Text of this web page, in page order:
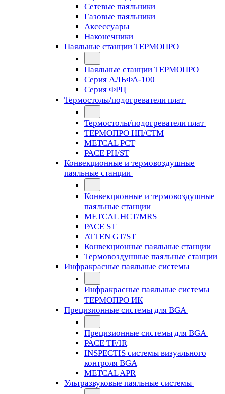
Сетевые паяльники
Газовые паяльники
Аксессуары
Наконечники
Паяльные станции ТЕРМОПРО
Паяльные станции ТЕРМОПРО
Серия АЛЬФА-100
Серия ФРЦ
Термостолы/подогреватели плат
Термостолы/подогреватели плат
ТЕРМОПРО НП/СТМ
METCAL PCT
PACE PH/ST
Конвекционные и термовоздушные
паяльные станции
Конвекционные и термовоздушные
паяльные станции
METCAL HCT/MRS
PACE ST
ATTEN GT/ST
Конвекционные паяльные станции
Термовоздушные паяльные станции
Инфракрасные паяльные системы
Инфракрасные паяльные системы
ТЕРМОПРО ИК
Прецизионные системы для BGA
Прецизионные системы для BGA
PACE TF/IR
INSPECTIS системы визуального
контроля BGA
METCAL APR
Ультразвуковые паяльные системы